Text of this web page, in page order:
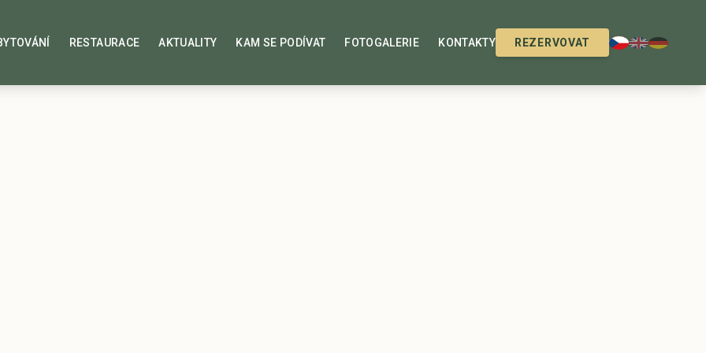
RESTAURACE AKTUALITY KAM SE PODÍVAT FOTOGALERIE KONTAKTY REZERVOVAT